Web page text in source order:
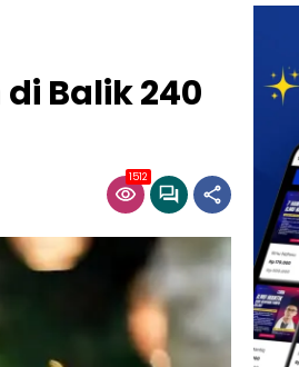
Balik 240
1512